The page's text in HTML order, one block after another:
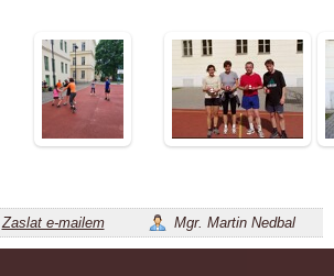
Zaslat e-mailem Mgr. Martin Nedbal